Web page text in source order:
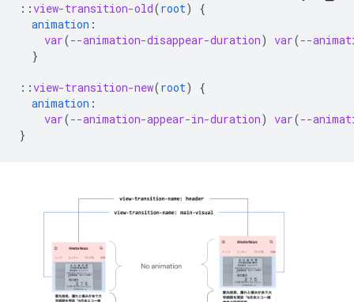
::view-transition-old(root)
{
animation :
var(--animation-disappear-duration) var(--
}
::view-transition-new(root)
{
animation :
var(--animation-appear-in-duration) var(--
}